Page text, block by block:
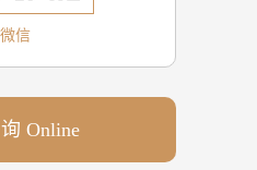
信
Online